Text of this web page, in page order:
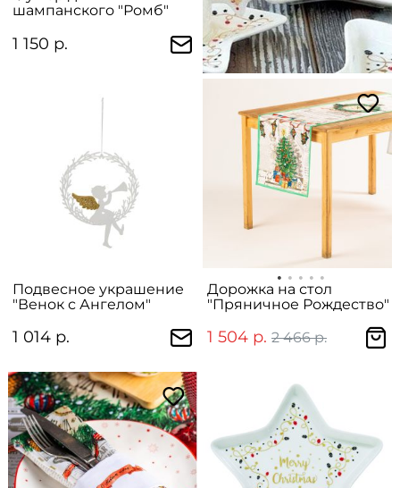
шампанского "Ромб"
1 150 р.
Подвесное украшение
"Венок с Ангелом"
1 014 р.
Дорожка на стол
"Пряничное Рождество"
1 504 р. 2 466 р.